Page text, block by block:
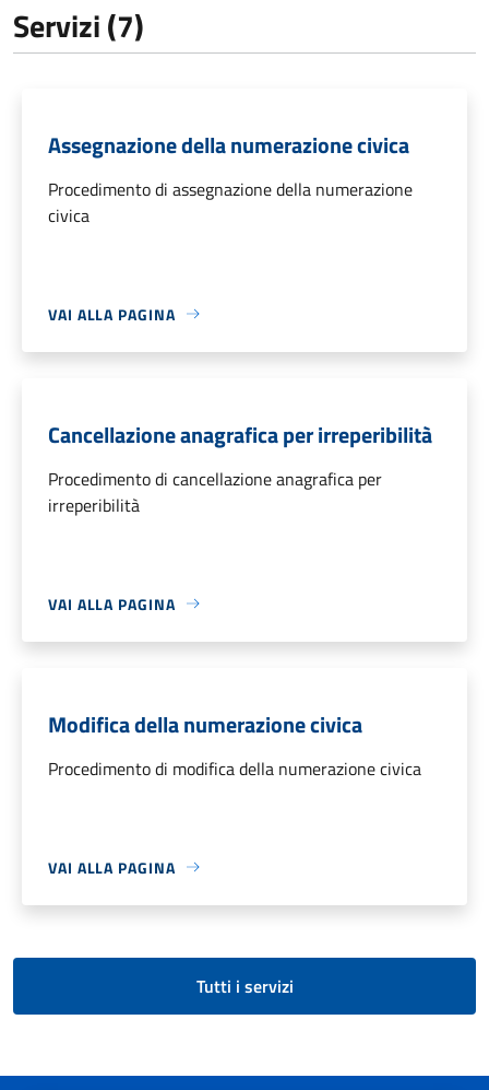
Servizi (7)
Assegnazione della numerazione civica
Procedimento di assegnazione della numerazione
civica
VAI ALLA PAGINA
Cancellazione anagrafica per irreperibilità
Procedimento di cancellazione anagrafica per
irreperibilità
VAI ALLA PAGINA
Modifica della numerazione civica
Procedimento di modifica della numerazione civica
VAI ALLA PAGINA
Tutti i servizi